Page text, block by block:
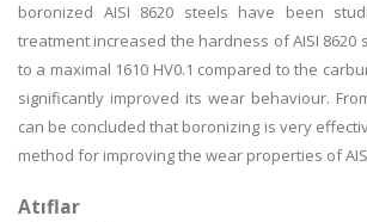
boronized AISI 8620 steels have been
treatment increased the hardness of AISI 8620
to a maximal 1610 HV0.1 compared to the
significantly improved its wear behaviour.
can be concluded that boronizing is very
method for improving the wear properties of
Atıflar